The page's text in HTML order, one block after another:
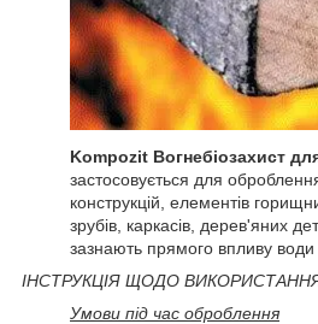
Kompozit Вогнебіозахист
застосовується для
конструкцій, елементів
зрубів, каркасів, дерев'яних
зазнають прямого впливу
ІНСТРУКЦІЯ ЩОДО
Умови під час оброблення